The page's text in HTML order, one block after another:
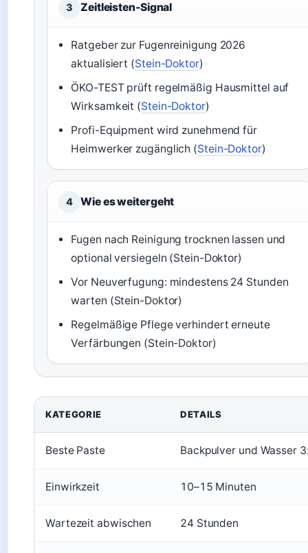
3 Zeitleisten-Signal
Ratgeber zur Fugenreinigung 2026
aktualisiert (Stein-Doktor)
ÖKO-TEST prüft regelmäßig Hausmittel auf
Wirksamkeit (Stein-Doktor)
Profi-Equipment wird zunehmend für
Heimwerker zugänglich (Stein-Doktor)
4 Wie es weitergeht
Fugen nach Reinigung trocknen lassen und
optional versiegeln (Stein-Doktor)
Vor Neuverfugung: mindestens 24 Stunden
warten (Stein-Doktor)
Regelmäßige Pflege verhindert erneute
Verfärbungen (Stein-Doktor)
KATEGORIE DETAILS
Beste Paste Backpulver und Wasser
Einwirkzeit 10–15 Minuten
Wartezeit abwischen 24 Stunden